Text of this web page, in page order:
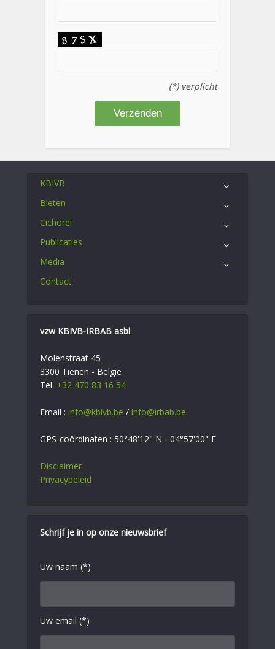
(*) verplicht
KBIVB
Bieten
Cichorei
Publicaties
Media
Contact
vzw KBIVB-IRBAB asbl
Molenstraat 45
3300 Tienen - België
Tel. +32 470 83 16 54
Email : info@kbivb.be / info@irbab.be
GPS-coördinaten : 50°48'12" N - 04°57'00" E
Disclaimer
Privacybeleid
Schrijf je in op onze nieuwsbrief
Uw naam (*)
Uw email (*)